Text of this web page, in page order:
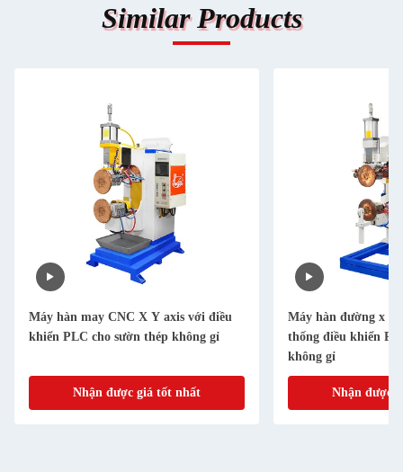
Similar Products
Máy hàn may CNC X Y axis với điều
khiển PLC cho sườn thép không gỉ
Nhận được giá tốt nhất
Máy hàn đường x
thống điều khiển
không gỉ
Nhận được